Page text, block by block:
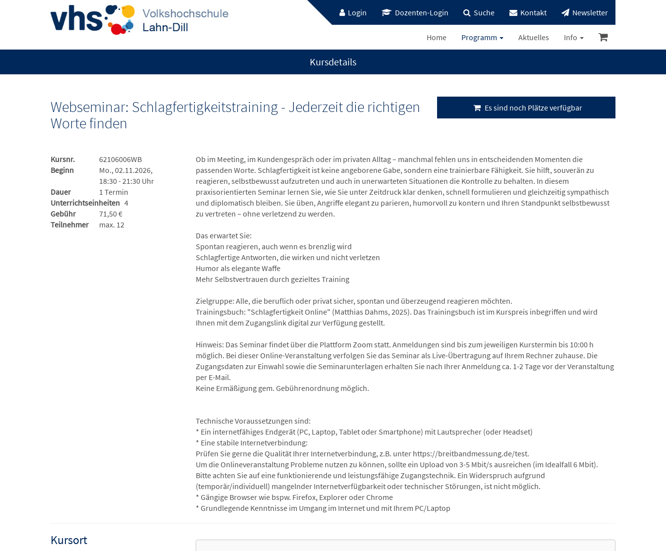
Login Dozenten-Login Suche Kontakt Newsletter
Home Programm Aktuelles Info
Kursdetails
Webseminar: Schlagfertigkeitstraining - Jederzeit die richtigen
Worte finden
Es sind noch Plätze verfügbar
Kursnr.
62106006WB
Beginn
Mo., 02.11.2026,
18:30 - 21:30 Uhr
Dauer
1 Termin
Unterrichtseinheiten
4
Gebühr
71,50 €
Teilnehmer
max. 12
Ob im Meeting, im Kundengespräch oder im privaten Alltag – manchmal fehlen uns in entscheidenden Momenten die
passenden Worte. Schlagfertigkeit ist keine angeborene Gabe, sondern eine trainierbare Fähigkeit. Sie hilft, souverän zu
reagieren, selbstbewusst aufzutreten und auch in unerwarteten Situationen die Kontrolle zu behalten. In diesem
praxisorientierten Seminar lernen Sie, wie Sie unter Zeitdruck klar denken, schnell formulieren und gleichzeitig sympathisch
und diplomatisch bleiben. Sie üben, Angriffe elegant zu parieren, humorvoll zu kontern und Ihren Standpunkt selbstbewusst
zu vertreten – ohne verletzend zu werden.
Das erwartet Sie:
Spontan reagieren, auch wenn es brenzlig wird
Schlagfertige Antworten, die wirken und nicht verletzen
Humor als elegante Waffe
Mehr Selbstvertrauen durch gezieltes Training
Zielgruppe: Alle, die beruflich oder privat sicher, spontan und überzeugend reagieren möchten.
Trainingsbuch: "Schlagfertigkeit Online" (Matthias Dahms, 2025). Das Trainingsbuch ist im Kurspreis inbegriffen und wird
Ihnen mit dem Zugangslink digital zur Verfügung gestellt.
Hinweis: Das Seminar findet über die Plattform Zoom statt. Anmeldungen sind bis zum jeweiligen Kurstermin bis 10:00 h
möglich. Bei dieser Online-Veranstaltung verfolgen Sie das Seminar als Live-Übertragung auf Ihrem Rechner zuhause. Die
Zugangsdaten zur Einwahl sowie die Seminarunterlagen erhalten Sie nach Ihrer Anmeldung ca. 1-2 Tage vor der Veranstaltung
per E-Mail.
Keine Ermäßigung gem. Gebührenordnung möglich.
Technische Voraussetzungen sind:
* Ein internetfähiges Endgerät (PC, Laptop, Tablet oder Smartphone) mit Lautsprecher (oder Headset)
* Eine stabile Internetverbindung:
Prüfen Sie gerne die Qualität Ihrer Internetverbindung, z.B. unter https://breitbandmessung.de/test.
Um die Onlineveranstaltung Probleme nutzen zu können, sollte ein Upload von 3-5 Mbit/s ausreichen (im Idealfall 6 Mbit).
Bitte achten Sie auf eine funktionierende und leistungsfähige Zugangstechnik. Ein Widerspruch aufgrund
(temporär/individuell) mangelnder Internetverfügbarkeit oder technischer Störungen, ist nicht möglich.
* Gängige Browser wie bspw. Firefox, Explorer oder Chrome
* Grundlegende Kenntnisse im Umgang im Internet und mit Ihrem PC/Laptop
Kursort